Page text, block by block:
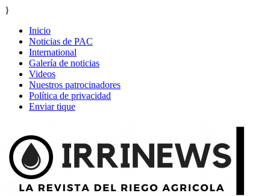
}
Inicio
Noticias de PAC
International
Galería de noticias
Videos
Nuestros patrocinadores
Política de privacidad
Enviar tique